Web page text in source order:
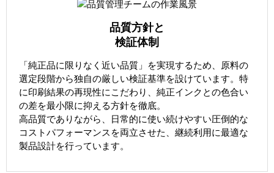
品質方針と
検証体制
「純正品に限りなく近い品質」を実現するため、原料の
選定段階から独自の厳しい検証基準を設けています。特
に印刷結果の再現性にこだわり、純正インクとの色合い
の差を最小限に抑える方針を徹底。
高品質でありながら、日常的に使い続けやすい圧倒的な
コストパフォーマンスを両立させた、継続利用に最適な
製品設計を行っています。